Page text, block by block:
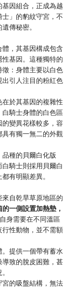
因組合，正成為越
」的豹紋守宮，不
傳秘密。
，其基因構成包含
性基因。這種獨特的
：身體主要以白色
引人注目的粉紅色
於其基因的複雜性
騎士身體的白色區
變異花樣較多，容
有獨一無二的外觀
種的貝爾白化版
騎士則採用貝爾白
有明顯差異。
自乾旱草原地區的
一側設置加熱墊，
身需要在不同溫區
性動物，並不需額
提供一個帶有蓄水
致的脫皮困難，甚
的吸盤結構，無法